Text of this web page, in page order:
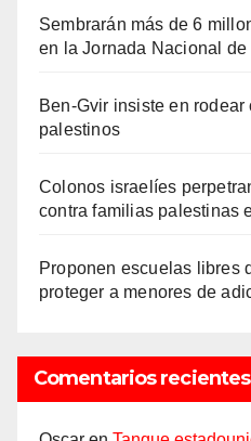
Sembrarán más de 6
en la Jornada Nacional
Ben-Gvir insiste en
palestinos
Colonos israelíes
contra familias palestinas
Proponen escuelas libres
proteger a menores de
Comentarios recientes